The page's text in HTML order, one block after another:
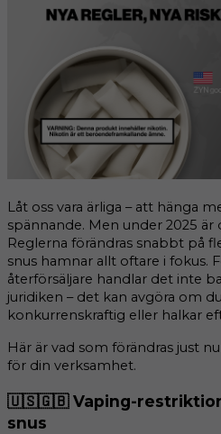
Låt oss vara ärliga – att hänga
spännande. Men under 2025
Reglerna förändras snabbt på
snus hamnar allt oftare i fokus.
återförsäljare handlar det inte
juridiken – det kan avgöra om
konkurrenskraftig eller halkar
Här är vad som förändras just
för din verksamhet.
🇺🇸🇬🇧 Vaping-
snus